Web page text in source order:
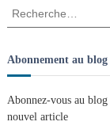
R
h
e
c
h
Abonnement au blog
Abonnez-vous au
nouvel article